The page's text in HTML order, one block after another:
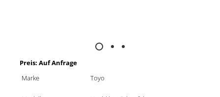
Preis: Auf Anfrage
Marke
Toyo